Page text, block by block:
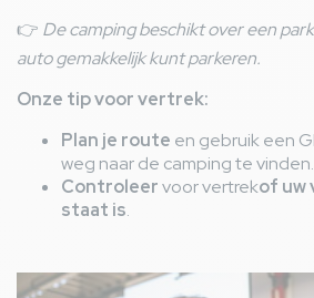
👉 De camping beschikt over een
auto gemakkelijk kunt parkeren.
Onze tip voor vertrek:
Plan je route en gebruik een
weg naar de camping te vinden.
Controleervoor vertrekof uw
staat is.
Afbeelding